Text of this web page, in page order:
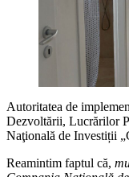
Autoritatea de
Dezvoltării, Lucrărilor
Naţională de Investiții
Reamintim faptul că,